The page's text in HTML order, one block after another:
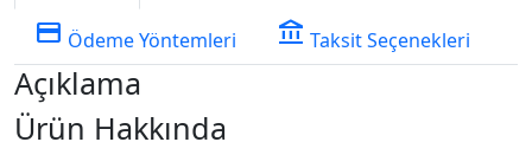
credit_card Ödeme Yöntemleri account_balance Taksit Seçenekleri
Açıklama
Ürün Hakkında